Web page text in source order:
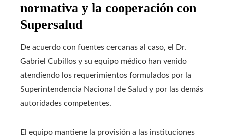
normativa y la cooperación con
Supersalud
De acuerdo con fuentes cercanas al caso, el Dr.
Gabriel Cubillos y su equipo médico han venido
atendiendo los requerimientos formulados por la
Superintendencia Nacional de Salud y por las demás
autoridades competentes.
El equipo mantiene la provisión a las instituciones